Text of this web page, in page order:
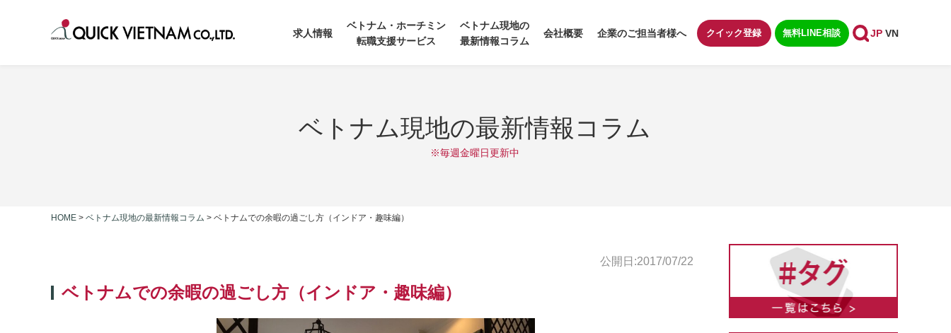
求人情報
ベトナム・ホーチミン
転職支援サービス
ベトナム現地の
最新情報コラム
会社概要 企業のご担当者様へ クイック登録 無料LINE相談 JP VN
ベトナム現地の最新情報コラム
※毎週金曜日更新中
HOME > ベトナム現地の最新情報コラム > ベトナムでの余暇の過ごし方（インドア・趣味編）
公開日:2017/07/22
ベトナムでの余暇の過ごし方（インドア・趣味編）